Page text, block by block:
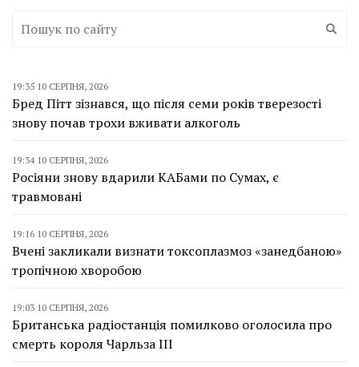
19:35 10 СЕРПНЯ, 2026
Бред Пітт зізнався, що після семи років тверезості
знову почав трохи вживати алкоголь
19:34 10 СЕРПНЯ, 2026
Росіяни знову вдарили КАБами по Сумах, є
травмовані
19:16 10 СЕРПНЯ, 2026
Вчені закликали визнати токсоплазмоз «занедбаною»
тропічною хворобою
19:03 10 СЕРПНЯ, 2026
Британська радіостанція помилково оголосила про
смерть короля Чарльза III